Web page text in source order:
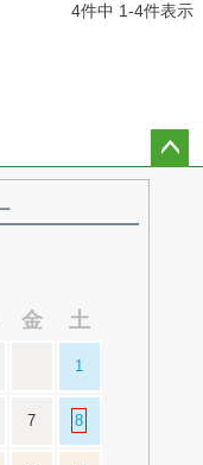
4件中 1-4件表示
金 土
1
7 8